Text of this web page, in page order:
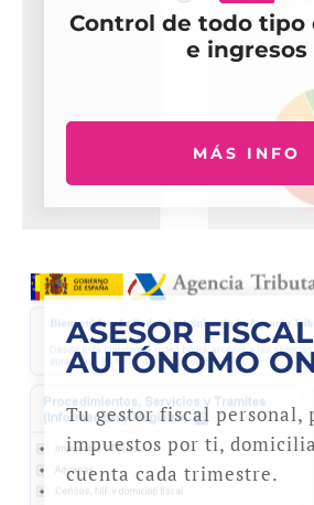
Control de todo tipo
e ingresos
MÁS INFO
ASESOR FISCAL
AUTÓNOMO
Tu gestor fiscal personal,
impuestos por ti,
cuenta cada trimestre.